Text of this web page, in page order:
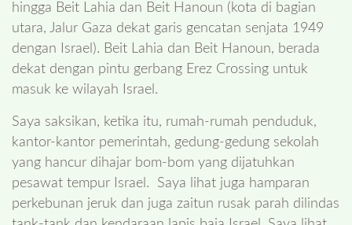
hingga Beit Lahia dan Beit Hanoun (kota di bagian
utara, Jalur Gaza dekat garis gencatan senjata 1949
dengan Israel). Beit Lahia dan Beit Hanoun, berada
dekat dengan pintu gerbang Erez Crossing untuk
masuk ke wilayah Israel.
Saya saksikan, ketika itu, rumah-rumah penduduk,
kantor-kantor pemerintah, gedung-gedung sekolah
yang hancur dihajar bom-bom yang dijatuhkan
pesawat tempur Israel. Saya lihat juga hamparan
perkebunan jeruk dan juga zaitun rusak parah dilindas